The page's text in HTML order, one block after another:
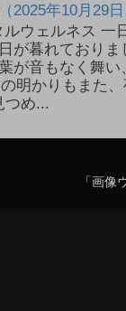
2025年10月29
ルウェルネス
が暮れており
が音もなく舞
明かりもまた
め...
「画